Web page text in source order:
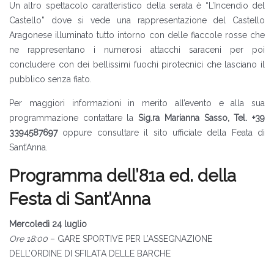
Un altro spettacolo caratteristico della serata è “L’Incendio del
Castello” dove si vede una rappresentazione del Castello
Aragonese illuminato tutto intorno con delle fiaccole rosse che
ne rappresentano i numerosi attacchi saraceni per poi
concludere con dei bellissimi fuochi pirotecnici che lasciano il
pubblico senza fiato.
Per maggiori informazioni in merito all’evento e alla sua
programmazione contattare laSig.ra Marianna Sasso, Tel. +39
3394587697oppure consultare il sito ufficiale della Feata di
Sant’Anna.
Programma dell’81a ed. della
Festa di Sant’Anna
Mercoledì 24 luglio
Ore 18:00 – GARE SPORTIVE PER L’ASSEGNAZIONE
DELL’ORDINE DI SFILATA DELLE BARCHE